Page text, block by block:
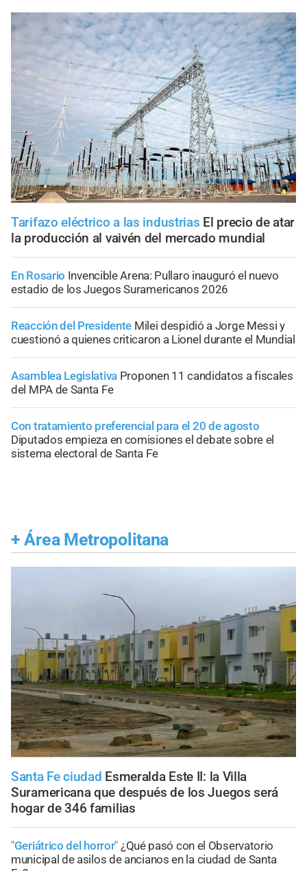
Tarifazo eléctrico a las industrias El precio de atar
la producción al vaivén del mercado mundial
En Rosario Invencible Arena: Pullaro inauguró el nuevo
estadio de los Juegos Suramericanos 2026
Reacción del Presidente Milei despidió a Jorge Messi y
cuestionó a quienes criticaron a Lionel durante el Mundial
Asamblea Legislativa Proponen 11 candidatos a fiscales
del MPA de Santa Fe
Con tratamiento preferencial para el 20 de agosto
Diputados empieza en comisiones el debate sobre el
sistema electoral de Santa Fe
+ Área Metropolitana
Santa Fe ciudad Esmeralda Este II: la Villa
Suramericana que después de los Juegos será
hogar de 346 familias
"Geriátrico del horror" ¿Qué pasó con el Observatorio
municipal de asilos de ancianos en la ciudad de Santa